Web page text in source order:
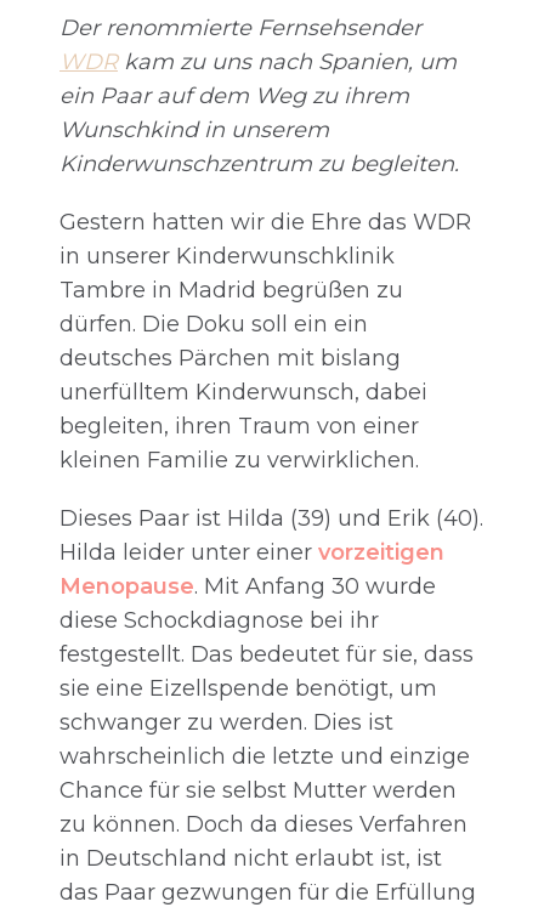
Der renommierte Fernsehsender
WDRkam zu uns nach Spanien, um
ein Paar auf dem Weg zu ihrem
Wunschkind in unserem
Kinderwunschzentrum zu begleiten.
Gestern hatten wir die Ehre das WDR
in unserer Kinderwunschklinik
Tambre in Madrid begrüßen zu
dürfen. Die Doku soll ein ein
deutsches Pärchen mit bislang
unerfülltem Kinderwunsch, dabei
begleiten, ihren Traum von einer
kleinen Familie zu verwirklichen.
Dieses Paar ist Hilda (39) und Erik (40).
Hilda leider unter einer vorzeitigen
Menopause. Mit Anfang 30 wurde
diese Schockdiagnose bei ihr
festgestellt. Das bedeutet für sie, dass
sie eine Eizellspende benötigt, um
schwanger zu werden. Dies ist
wahrscheinlich die letzte und einzige
Chance für sie selbst Mutter werden
zu können. Doch da dieses Verfahren
in Deutschland nicht erlaubt ist, ist
das Paar gezwungen für die Erfüllung